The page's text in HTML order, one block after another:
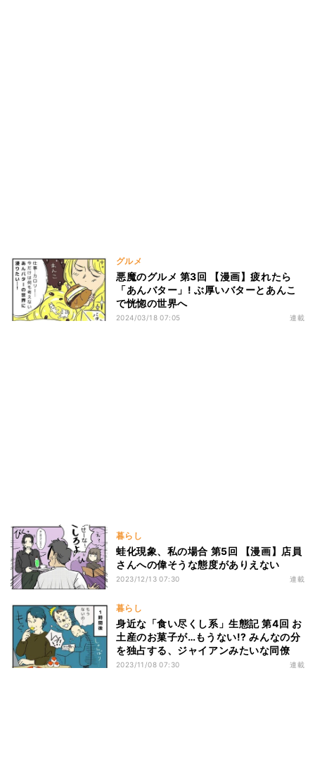
グルメ
悪魔のグルメ 第3回 【漫画】疲れたら
「あんバター」! ぶ厚いバターとあんこ
で恍惚の世界へ
2024/03/18 07:05 連載
暮らし
蛙化現象、私の場合 第5回 【漫画】店員
さんへの偉そうな態度がありえない
2023/12/13 07:30 連載
暮らし
身近な「食い尽くし系」生態記 第4回 お
土産のお菓子が…もうない!? みんなの分
を独占する、ジャイアンみたいな同僚
2023/11/08 07:30 連載